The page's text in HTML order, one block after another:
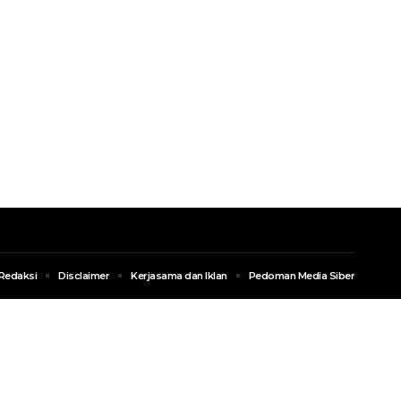
Disclaimer Kerjasama dan Iklan Pedoman Media Siber